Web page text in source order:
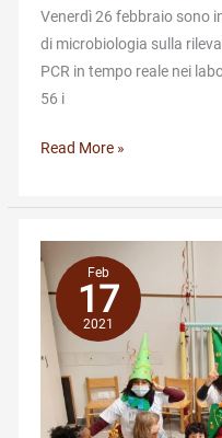
Venerdì 26 febbraio sono
di microbiologia sulla
PCR in tempo reale nei
56 i
Corso
grazie
ad
Apurimac
AICS
Read More »
Feb
17
2021